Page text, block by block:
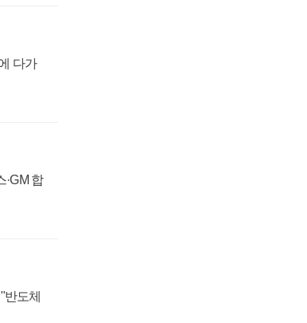
다가
·GM 합
도체